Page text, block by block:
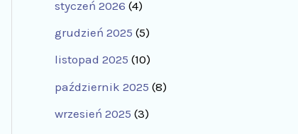
styczeń 2026 (4)
grudzień 2025 (5)
listopad 2025 (10)
październik 2025 (8)
wrzesień 2025 (3)